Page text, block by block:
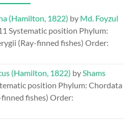
(Hamilton, 1822) by Md. Foyzul
Systematic position Phylum:
(Ray-finned fishes) Order:
(Hamilton, 1822) byShams
position Phylum: Chordata
fishes) Order: